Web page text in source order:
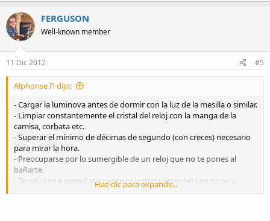
FERGUSON
Well-known member
11 Dic 2012 #5
Alphonse P. dijo:
- Cargar la luminova antes de dormir con la luz de la mesilla o similar.
- Limpiar constantemente el cristal del reloj con la manga de la
camisa, corbata etc.
- Superar el mínimo de décimas de segundo (con creces) necesario
para mirar la hora.
- Preocuparse por lo sumergible de un reloj que no te pones al
bañarte.
- Te saludan e inmediatamente (o instintivamente) ven tu reloj.
-Hacer un "STOP" en todo escaparate de relojería.
Haz clic para expandir...